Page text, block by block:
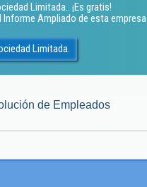
Limitada.. ¡Es gratis!
Ampliado de esta empresa
Limitada.
de Empleados